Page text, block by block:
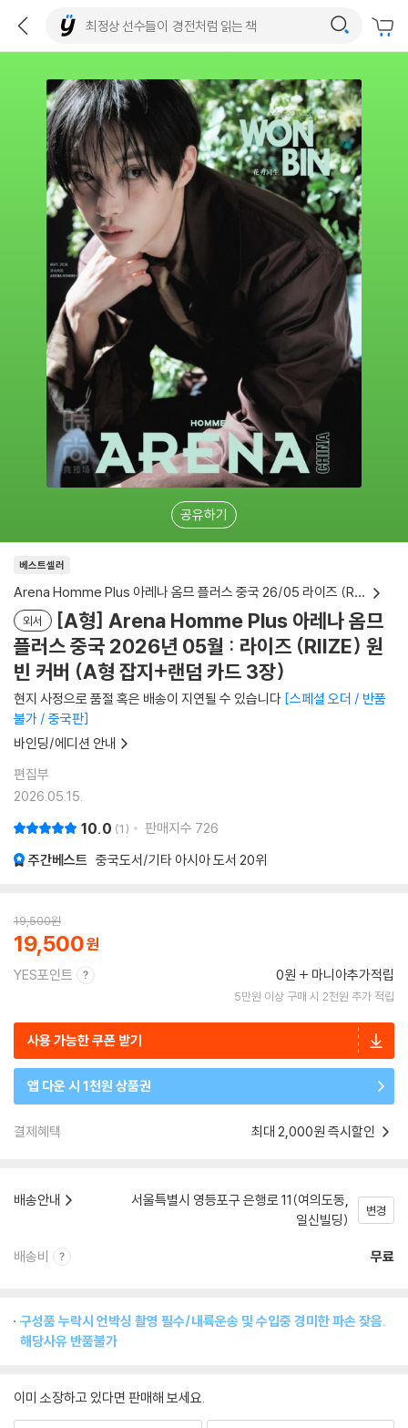
공유하기
베스트셀러
Arena Homme Plus 아레나 옴므 플러스 중국 26/05 라이즈 (RIIZE) 원빈 커버
외서
[A형] Arena Homme Plus 아레나 옴므
플러스 중국 2026년 05월 : 라이즈 (RIIZE) 원
빈 커버 (A형 잡지+랜덤 카드 3장)
현지 사정으로 품절 혹은 배송이 지연될 수 있습니다 스페셜 오더 / 반품
불가 / 중국판
바인딩/에디션 안내
편집부
2026.05.15.
10.0 1 판매지수 726
주간베스트 중국도서/기타 아시아 도서 20위
19,500원
19,500
YES포인트 0원 마니아추가적립
5만원 이상 구매 시 2천원 추가 적립
사용 가능한 쿠폰 받기
앱 다운 시 1천원 상품권
결제혜택 최대 2,000원 즉시할인
배송안내
서울특별시 영등포구 은행로 11(여의도동,
일신빌딩)
변경
배송비 무료
구성품 누락시 언박싱 촬영 필수/내륙운송 및 수입중 경미한 파손 잦음.
해당사유 반품불가
이미 소장하고 있다면 판매해 보세요.